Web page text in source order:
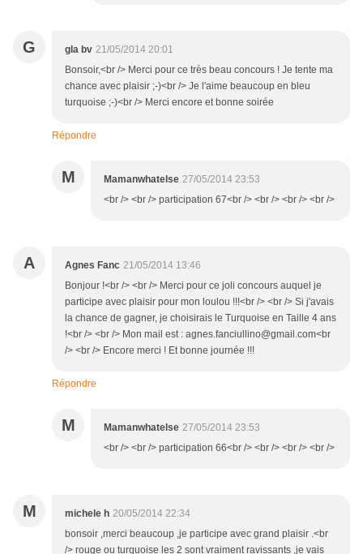
G gla bv 21/05/2014 20:01
Bonsoir,<br /> Merci pour ce très beau concours ! Je tente ma
chance avec plaisir ;-)<br /> Je l'aime beaucoup en bleu
turquoise ;-)<br /> Merci encore et bonne soirée
Répondre
M Mamanwhatelse 27/05/2014 23:53
<br /> <br /> participation 67<br /> <br /> <br /> <br />
A Agnes Fanc 21/05/2014 13:46
Bonjour !<br /> <br /> Merci pour ce joli concours auquel je
participe avec plaisir pour mon loulou !!!<br /> <br /> Si j'avais
la chance de gagner, je choisirais le Turquoise en Taille 4 ans
!<br /> <br /> Mon mail est : agnes.fanciullino@gmail.com<br
/> <br /> Encore merci ! Et bonne journée !!!
Répondre
M Mamanwhatelse 27/05/2014 23:53
<br /> <br /> participation 66<br /> <br /> <br /> <br />
M michele h 20/05/2014 22:34
bonsoir ,merci beaucoup ,je participe avec grand plaisir .<br
/> rouge ou turquoise les 2 sont vraiment ravissants ,je vais